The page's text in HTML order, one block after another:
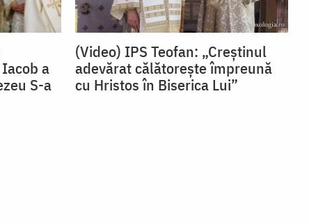
a
S-a
(Video) IPS Teofan: „Creștinul
adevărat călătorește împreună
cu Hristos în Biserica Lui”